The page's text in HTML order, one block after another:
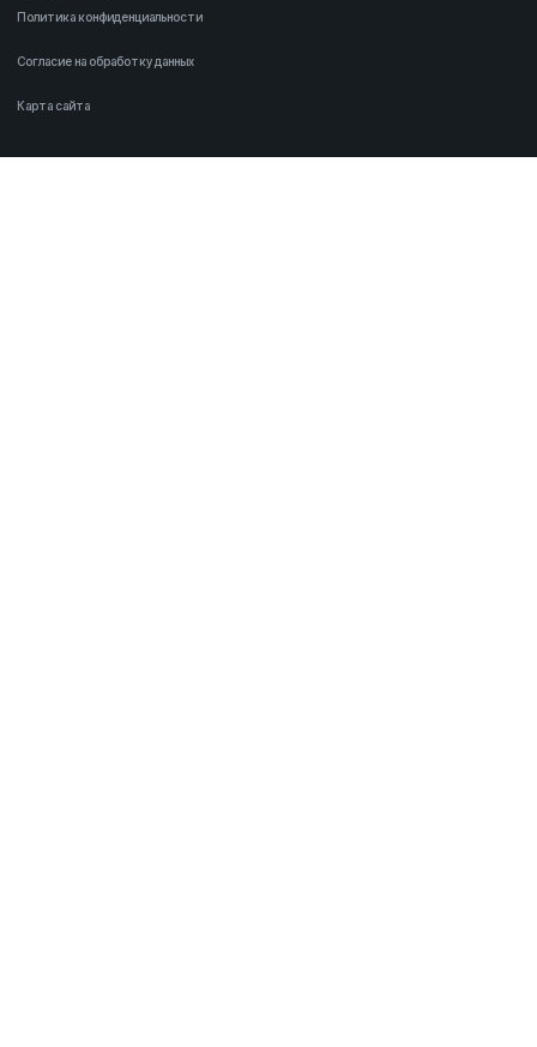
Политика конфиденциальности
Согласие на обработку данных
Карта сайта